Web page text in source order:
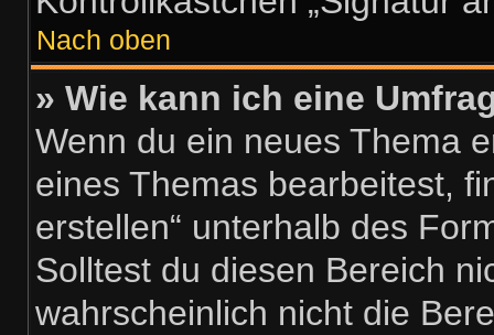
Nach oben
» Wie kann ich eine
Wenn du ein neues Thema
eines Themas bearbeitest,
erstellen“ unterhalb des
Solltest du diesen Bereich
wahrscheinlich nicht die